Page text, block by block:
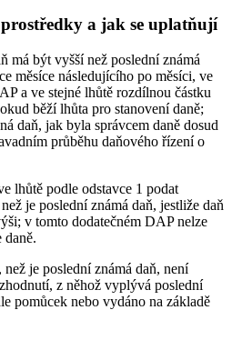
a jak se uplatňují
má být vyšší než poslední známá
měsíce následujícího po měsíci, ve
a ve stejné lhůtě rozdílnou částku
běží lhůta pro stanovení daně;
daň, jak byla správcem daně dosud
průběhu daňového řízení o
lhůtě podle odstavce 1 podat
je poslední známá daň, jestliže daň
v tomto dodatečném DAP nelze
daně.
je poslední známá daň, není
z něhož vyplývá poslední
pomůcek nebo vydáno na základě